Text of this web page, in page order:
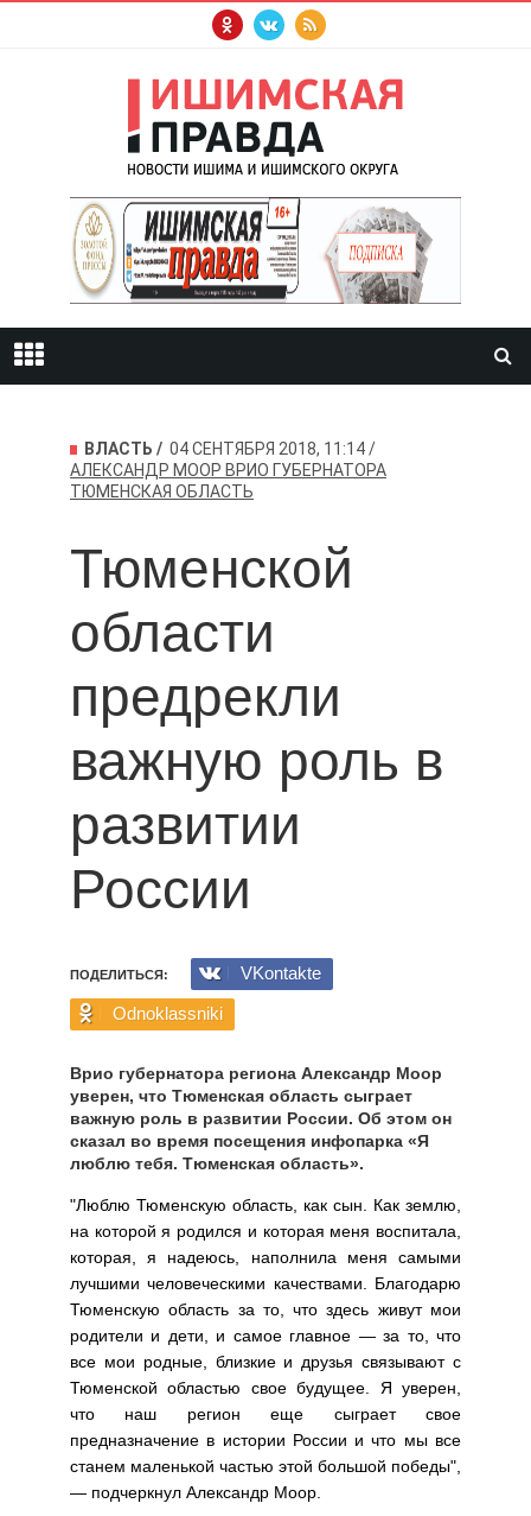
ВЛАСТЬ
04 СЕНТЯБРЯ 2018, 11:14
АЛЕКСАНДР МООР ВРИО ГУБЕРНАТОРА
ТЮМЕНСКАЯ ОБЛАСТЬ
Тюменской
области
предрекли
важную роль в
развитии
России
ПОДЕЛИТЬСЯ:
VKontakte
Odnoklassniki
Врио губернатора региона Александр Моор
уверен, что Тюменская область сыграет
важную роль в развитии России. Об этом он
сказал во время посещения инфопарка «Я
люблю тебя. Тюменская область».
"Люблю Тюменскую область, как сын. Как землю,
на которой я родился и которая меня воспитала,
которая, я надеюсь, наполнила меня самыми
лучшими человеческими качествами. Благодарю
Тюменскую область за то, что здесь живут мои
родители и дети, и самое главное — за то, что
все мои родные, близкие и друзья связывают с
Тюменской областью свое будущее. Я уверен,
что наш регион еще сыграет свое
предназначение в истории России и что мы все
станем маленькой частью этой большой победы",
— подчеркнул Александр Моор.